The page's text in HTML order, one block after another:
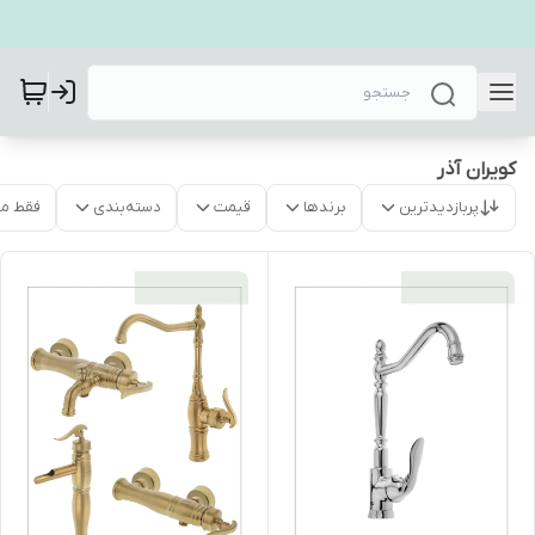
کویران آذر
پربازدیدترین برندها قیمت دسته‌بندی فقط